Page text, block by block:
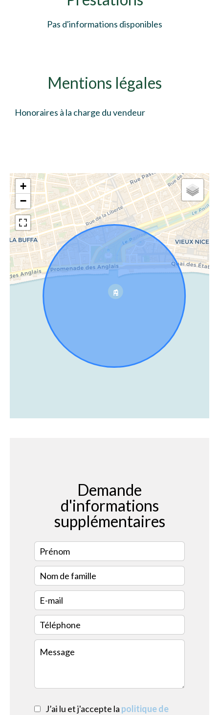
Pas d'informations disponibles
Mentions légales
Honoraires à la charge du vendeur
+
−
Demande
d'informations
supplémentaires
J’ai lu et j'accepte la politique de